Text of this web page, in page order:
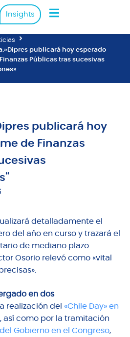
Insights
publicará hoy esperado
Públicas tras sucesivas
publicará hoy
de Finanzas
detalladamente el
del año en curso y trazará el
de mediano plazo.
Osorio relevó como «vital
en dos
realización del «Chile Day» en
, así como por la tramitación
Gobierno en el Congreso,